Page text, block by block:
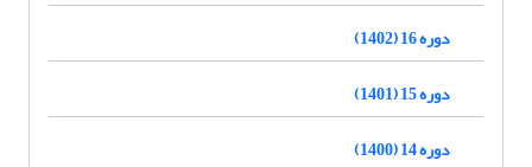
دوره 16 (1402)
دوره 15 (1401)
دوره 14 (1400)